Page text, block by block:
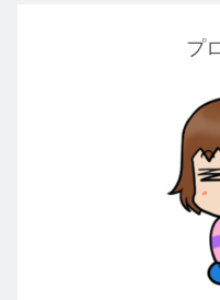
プ